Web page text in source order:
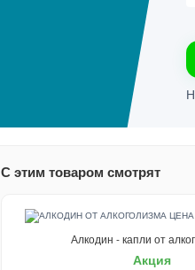
С этим товаром смотрят
Алкодин - капли от
Акция